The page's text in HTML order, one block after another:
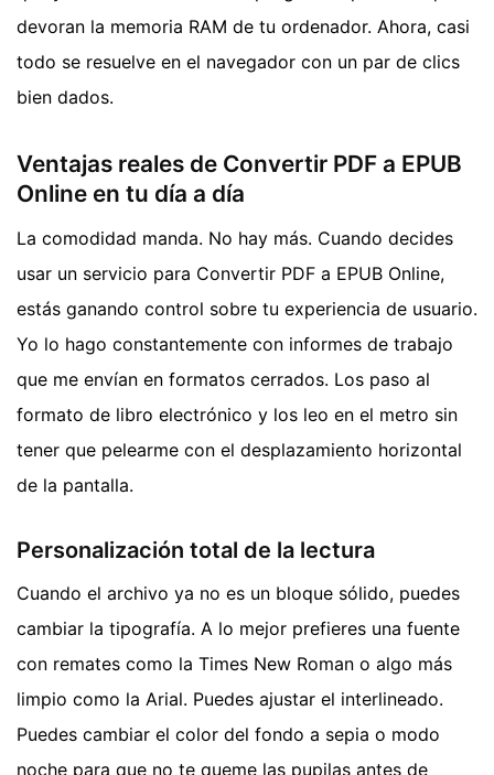
devoran la memoria RAM de tu ordenador. Ahora, casi
todo se resuelve en el navegador con un par de clics
bien dados.
Ventajas reales de Convertir PDF a EPUB
Online en tu día a día
La comodidad manda. No hay más. Cuando decides
usar un servicio para Convertir PDF a EPUB Online,
estás ganando control sobre tu experiencia de usuario.
Yo lo hago constantemente con informes de trabajo
que me envían en formatos cerrados. Los paso al
formato de libro electrónico y los leo en el metro sin
tener que pelearme con el desplazamiento horizontal
de la pantalla.
Personalización total de la lectura
Cuando el archivo ya no es un bloque sólido, puedes
cambiar la tipografía. A lo mejor prefieres una fuente
con remates como la Times New Roman o algo más
limpio como la Arial. Puedes ajustar el interlineado.
Puedes cambiar el color del fondo a sepia o modo
noche para que no te queme las pupilas antes de